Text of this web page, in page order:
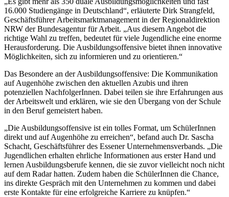
16.000 Studiengänge in Deutschland“, erläuterte Dirk Strangfeld,
Geschäftsführer Arbeitsmarktmanagement in der Regionaldirektion
NRW der Bundesagentur für Arbeit. „Aus diesem Angebot die
richtige Wahl zu treffen, bedeutet für viele Jugendliche eine enorme
Herausforderung. Die Ausbildungsoffensive bietet ihnen innovative
Möglichkeiten, sich zu informieren und zu orientieren.“
Das Besondere an der Ausbildungsoffensive: Die Kommunikation
auf Augenhöhe zwischen den aktuellen Azubis und ihren
potenziellen NachfolgerInnen. Dabei teilen sie ihre Erfahrungen aus
der Arbeitswelt und erklären, wie sie den Übergang von der Schule
in den Beruf gemeistert haben.
„Die Ausbildungsoffensive ist ein tolles Format, um SchülerInnen
direkt und auf Augenhöhe zu erreichen“, befand auch Dr. Sascha
Schacht, Geschäftsführer des Essener Unternehmensverbands. „Die
Jugendlichen erhalten ehrliche Informationen aus erster Hand und
lernen Ausbildungsberufe kennen, die sie zuvor vielleicht noch nicht
auf dem Radar hatten. Zudem haben die SchülerInnen die Chance,
ins direkte Gespräch mit den Unternehmen zu kommen und dabei
erste Kontakte für eine erfolgreiche Karriere zu knüpfen.“